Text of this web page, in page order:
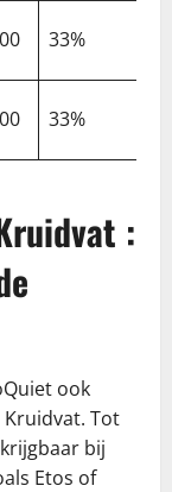
33%
33%
:
ook
Tot
bij
Etos of